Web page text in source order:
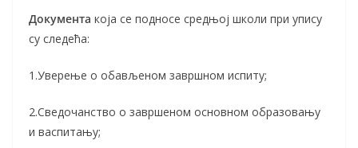
Документа која се подносе средњој школи при упису
су следећа:
1.Уверење о обављеном завршном испиту;
2.Сведочанство о завршеном основном образовању
и васпитању;